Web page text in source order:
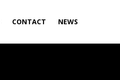
CONTACT NEWS